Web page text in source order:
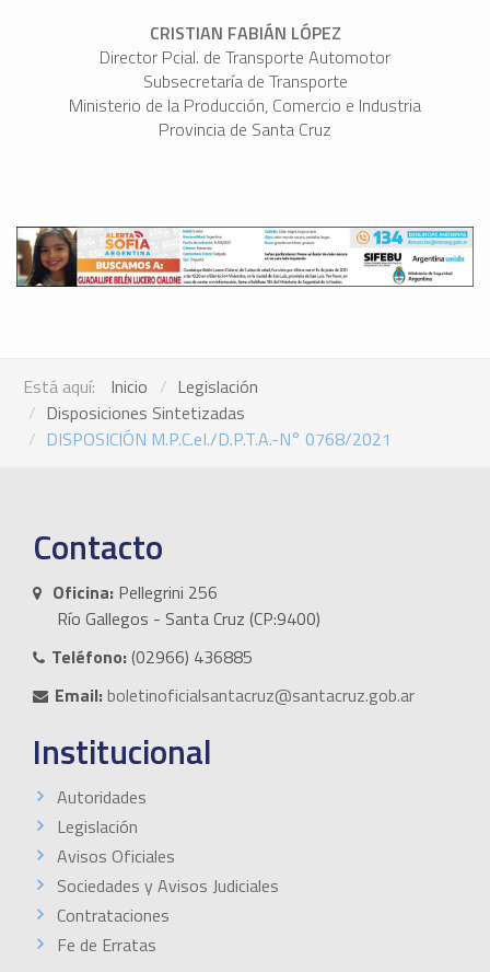
CRISTIAN FABIÁN LÓPEZ
Director Pcial. de Transporte Automotor
Subsecretaría de Transporte
Ministerio de la Producción, Comercio e Industria
Provincia de Santa Cruz
Está aquí: Inicio
Legislación
Disposiciones Sintetizadas
DISPOSICIÓN M.P.C.eI./D.P.T.A.-N° 0768/2021
Contacto
Oficina: Pellegrini 256
Río Gallegos - Santa Cruz (CP:9400)
Teléfono:(02966) 436885
Email:boletinoficialsantacruz@santacruz.gob.ar
Institucional
Autoridades
Legislación
Avisos Oficiales
Sociedades y Avisos Judiciales
Contrataciones
Fe de Erratas